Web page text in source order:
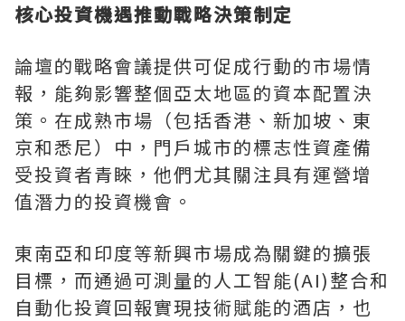
核心投資機遇推動戰略決策制定
論壇的戰略會議提供可促成行動的市場情
報，能夠影響整個亞太地區的資本配置決
策。在成熟市場（包括香港、新加坡、東
京和悉尼）中，門戶城市的標志性資產備
受投資者青睞，他們尤其關注具有運營增
值潛力的投資機會。
東南亞和印度等新興市場成為關鍵的擴張
目標，而通過可測量的人工智能(AI)整合和
自動化投資回報實現技術賦能的酒店，也